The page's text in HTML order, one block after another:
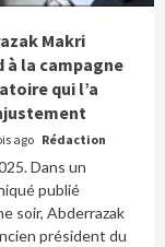
Makri
à la campagne
qui l’a
ago Rédaction
Dans un
publié
soir, Abderrazak
président du